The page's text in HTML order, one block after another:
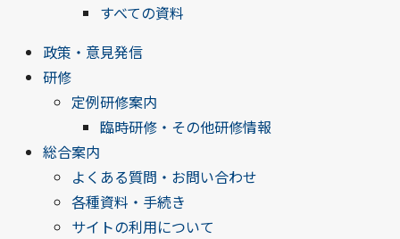
すべての資料
政策・意見発信
研修
定例研修案内
臨時研修・その他研修情報
総合案内
よくある質問・お問い合わせ
各種資料・手続き
サイトの利用について